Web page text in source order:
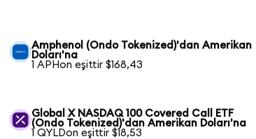
Amphenol (Ondo Tokenized)'dan Amerikan
Doları'na
1 APHon eşittir $168,43
Global X NASDAQ 100 Covered Call ETF
(Ondo Tokenized)'dan Amerikan Doları'na
1 QYLDon eşittir $18,53